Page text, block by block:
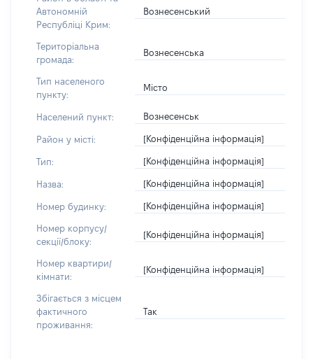
Автономній
Республіці Крим:
Вознесенський
Територіальна
громада:
Вознесенська
Тип населеного
пункту:
Місто
Населений пункт: Вознесенськ
Район у місті: [Конфіденційна інформація]
Тип: [Конфіденційна інформація]
Назва: [Конфіденційна інформація]
Номер будинку: [Конфіденційна інформація]
Номер корпусу/
секції/блоку:
[Конфіденційна інформація]
Номер квартири/
кімнати:
[Конфіденційна інформація]
Збігається з місцем
фактичного
проживання:
Так